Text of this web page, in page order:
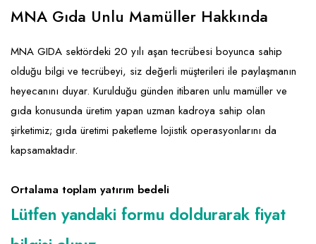
Sağlık Güzellik
Turizm - Eğlence
Mobilya ve Ev Tekstili
Oyuncak ve Hediyelik
Takı
Yapı Malzemesi - Hırdavat
Gıda ve Sarf Malzemeleri
Güvenlik - Temizlik
Giyim - Aksesuar
Hukuk - Marka - Patent ve Tercüme
Lojistik - Kargo ve Kurye
Mali Kayıt ve Denetim
MNA Gıda Unlu Mamüller Hakkında
MNA GIDA sektördeki 20 yılı aşan tecrübesi boyunca sahip
olduğu bilgi ve tecrübeyi, siz değerli müşterileri ile paylaşmanın
heyecanını duyar. Kurulduğu günden itibaren unlu mamüller ve
gıda konusunda üretim yapan uzman kadroya sahip olan
şirketimiz; gıda üretimi paketleme lojistik operasyonlarını da
kapsamaktadır.
Ortalama toplam yatırım bedeli
Lütfen yandaki formu doldurarak fiyat